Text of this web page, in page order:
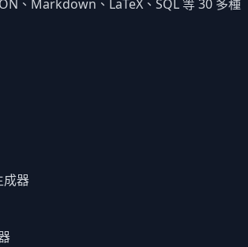
、Markdown、LaTeX、SQL 等 30 多種
器